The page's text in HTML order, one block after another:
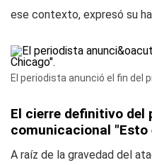
ese contexto, expresó su
El periodista anunció el fin del
El cierre definitivo del
comunicacional "Esto
A raíz de la gravedad del